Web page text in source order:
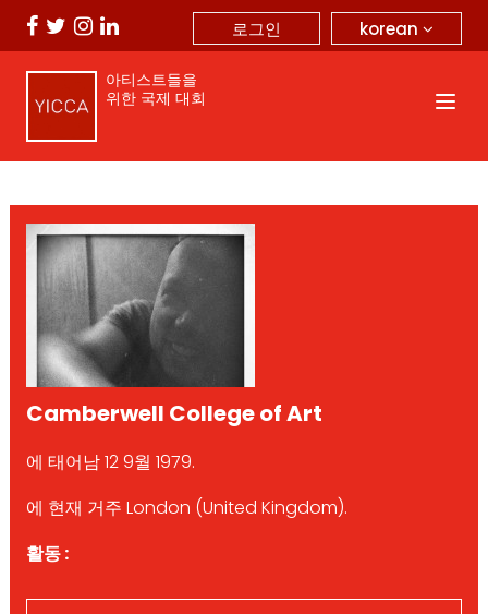
korean
로그인
아티스트들을
위한 국제 대회
Camberwell College of Art
에 태어남 12 9월 1979.
에 현재 거주 London (United Kingdom).
활동 :